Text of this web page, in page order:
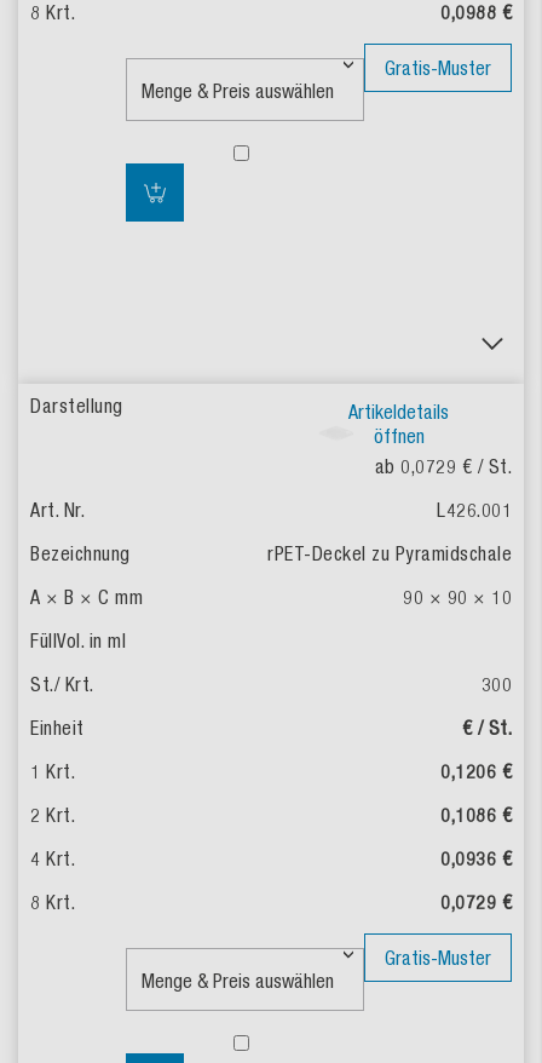
0,0988 €
Gratis-Muster
Artikeldetails
öffnen
ab 0,0729 € / St.
L426.001
rPET-Deckel zu Pyramidschale
90 × 90 × 10
300
€ / St.
0,1206 €
0,1086 €
0,0936 €
0,0729 €
Gratis-Muster